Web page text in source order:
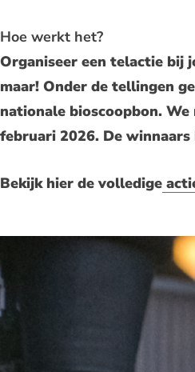
Hoe werkt het?
Organiseer een telactie bij
maar! Onder de tellingen
nationale bioscoopbon.
februari 2026. De
Bekijk hier de volledige